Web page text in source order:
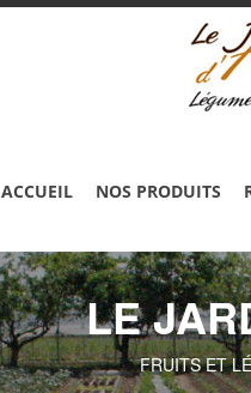
ACCUEIL NOS PRODUITS
LE
FRUITS ET